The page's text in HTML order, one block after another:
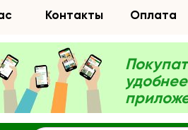
Контакты Оплата